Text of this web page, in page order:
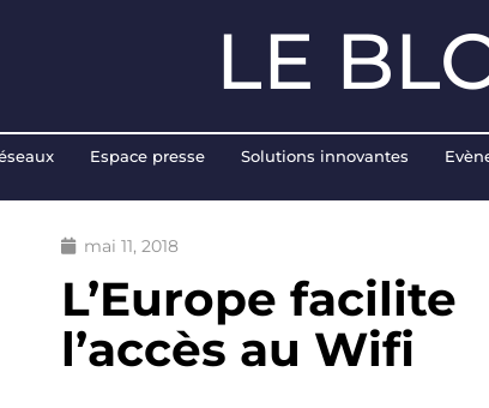
LE
Espace presse Solutions innovantes
mai 11, 2018
L’Europe facilite
l’accès au Wifi